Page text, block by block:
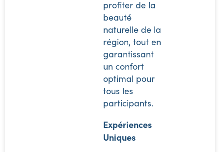
profiter de la
beauté
naturelle de la
région, tout en
garantissant
un confort
optimal pour
tous les
participants.
Expériences
Uniques